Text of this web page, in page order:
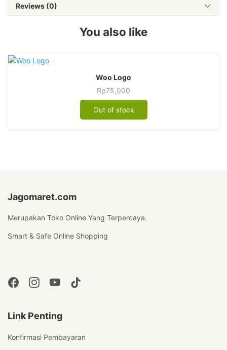
Reviews (0)
You also like
Woo Logo
Rp75,000
Out of stock
Jagomaret.com
Merupakan Toko Online Yang Terpercaya.
Smart & Safe Online Shopping
Link Penting
Konfirmasi Pembayaran